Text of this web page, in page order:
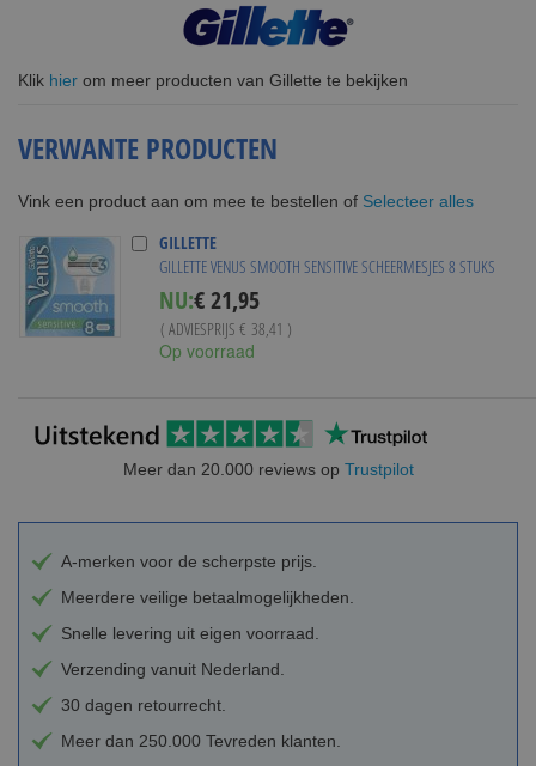
Klik hier om meer producten van Gillette te bekijken
VERWANTE PRODUCTEN
Vink een product aan om mee te bestellen of Selecteer alles
GILLETTE
GILLETTE VENUS SMOOTH SENSITIVE SCHEERMESJES 8 STUKS
NU:Special
Price
€ 21,95
( ADVIESPRIJS € 38,41 )
Op voorraad
Meer dan 20.000 reviews op Trustpilot
A-merken voor de scherpste prijs.
Meerdere veilige betaalmogelijkheden.
Snelle levering uit eigen voorraad.
Verzending vanuit Nederland.
30 dagen retourrecht.
Meer dan 250.000 Tevreden klanten.